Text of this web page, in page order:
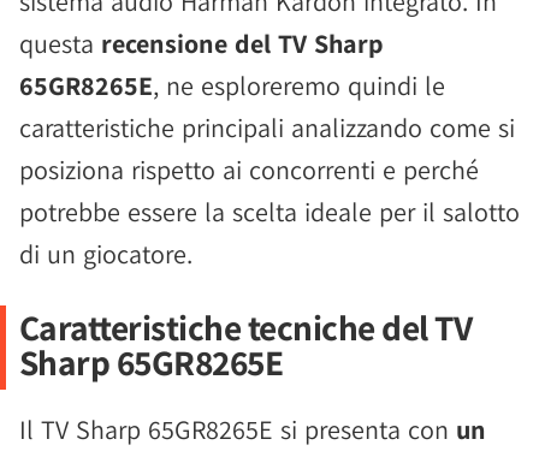
questa recensione del TV Sharp
65GR8265E, ne esploreremo quindi le
caratteristiche principali analizzando come si
posiziona rispetto ai concorrenti e perché
potrebbe essere la scelta ideale per il salotto
di un giocatore.
Caratteristiche tecniche del TV
Sharp 65GR8265E
Il TV Sharp 65GR8265E si presenta con un